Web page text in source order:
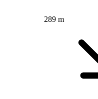
289 m